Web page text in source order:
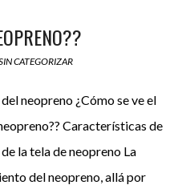
CATEGORIZAR
neopreno ¿Cómo se ve el
Características de
la tela de neopreno La
del neopreno, allá por